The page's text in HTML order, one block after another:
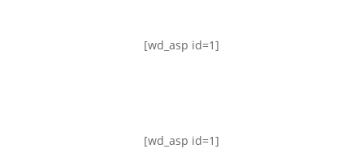
[wd_asp id=1]
[wd_asp id=1]